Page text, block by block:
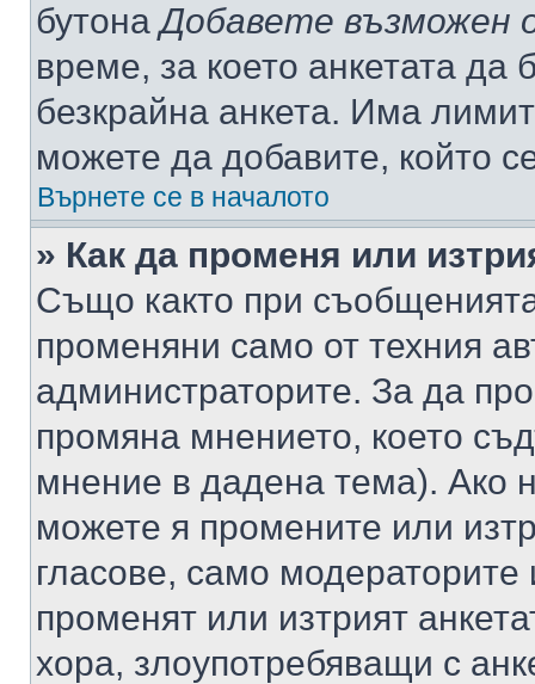
бутонаДобавете възможен
време, за което анкетата да
безкрайна анкета. Има
можете да добавите, който
Върнете се в началото
» Как да променя или
Също както при
променяни само от техния
администраторите. За да
промяна мнението, което
мнение в дадена тема). Ако
можете я промените или
гласове, само
променят или изтрият
хора, злоупотребяващи с